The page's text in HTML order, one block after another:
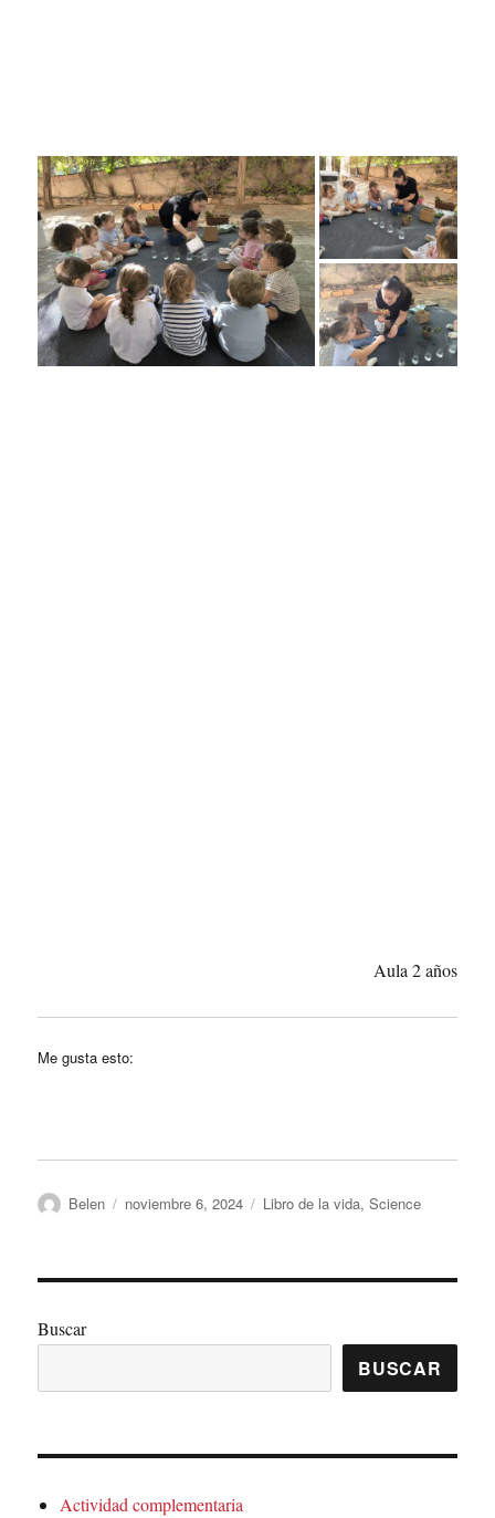
Aula 2 años
Me gusta esto:
Autor
Belen
Publicado
noviembre 6, 2024 Categorías
Libro de la vida,Science
Buscar
BUSCAR
Actividad complementaria